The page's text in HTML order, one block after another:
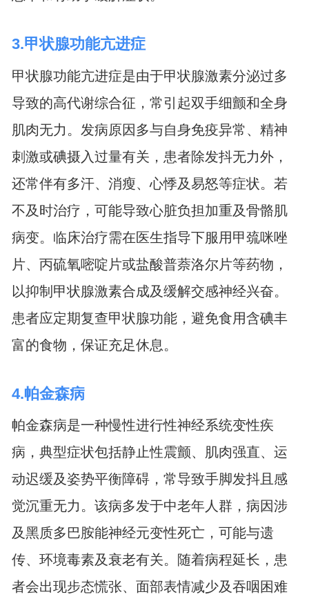
3.甲状腺功能亢进症
甲状腺功能亢进症是由于甲状腺激素分泌过多
导致的高代谢综合征，常引起双手细颤和全身
肌肉无力。发病原因多与自身免疫异常、精神
刺激或碘摄入过量有关，患者除发抖无力外，
还常伴有多汗、消瘦、心悸及易怒等症状。若
不及时治疗，可能导致心脏负担加重及骨骼肌
病变。临床治疗需在医生指导下服用甲巯咪唑
片、丙硫氧嘧啶片或盐酸普萘洛尔片等药物，
以抑制甲状腺激素合成及缓解交感神经兴奋。
患者应定期复查甲状腺功能，避免食用含碘丰
富的食物，保证充足休息。
4.帕金森病
帕金森病是一种慢性进行性神经系统变性疾
病，典型症状包括静止性震颤、肌肉强直、运
动迟缓及姿势平衡障碍，常导致手脚发抖且感
觉沉重无力。该病多发于中老年人群，病因涉
及黑质多巴胺能神经元变性死亡，可能与遗
传、环境毒素及衰老有关。随着病程延长，患
者会出现步态慌张、面部表情减少及吞咽困难